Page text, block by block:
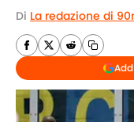
Di La redazione di